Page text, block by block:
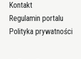
Kontakt
Regulamin portalu
Polityka prywatności